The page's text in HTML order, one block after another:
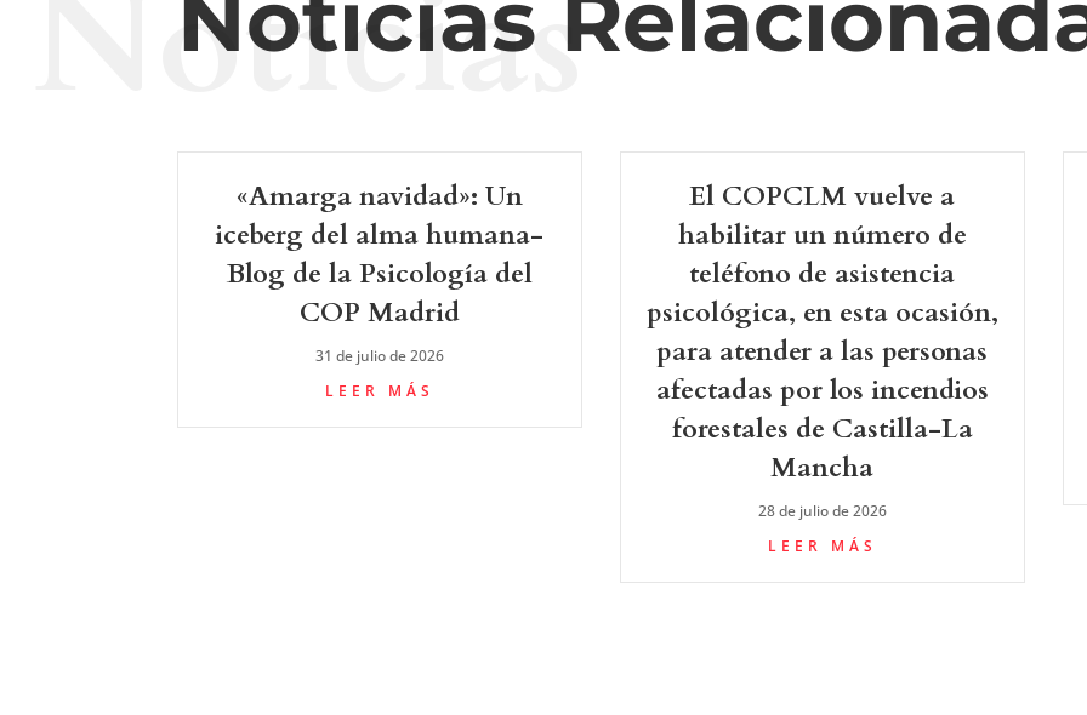
Noticias
Noticias
«Amarga navidad»: Un
iceberg del alma humana-
Blog de la Psicología del
COP Madrid
31 de julio de 2026
LEER MÁS
El COPCLM vuelve a
habilitar un número de
teléfono de asistencia
psicológica, en esta ocasión,
para atender a las personas
afectadas por los incendios
forestales de Castilla-La
Mancha
28 de julio de 2026
LEER MÁS